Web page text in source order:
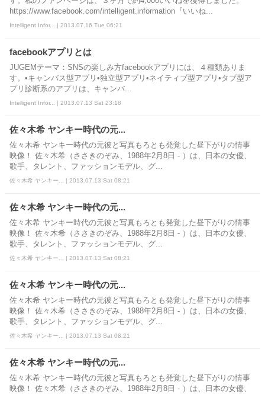
https://www.facebook.com/intelligent.information『いいね...
Intelligent Infor... | 2013.07.16 Tue 06:21
facebookアプリとは
JUGEMテーマ：SNSの楽しみ方facebookアプリには、４種類ありま
す。•キャンバス型アプリ•独立型アプリ•ネイティブ型アプリ•タブ型ア
プリ診断系のアプリは、キャンバ...
Intelligent Infor... | 2013.07.13 Sat 23:18
佐々木希 ヤンキー時代の元...
佐々木希 ヤンキー時代の元彼と写真もろとも発覚した昼下がりの情事
映像！ 佐々木希（ささきのぞみ、1988年2月8日 - ）は、日本の女優、
歌手、タレント、ファッションモデル、グ...
佐々木希 ヤンキー... | 2013.07.13 Sat 08:21
佐々木希 ヤンキー時代の元...
佐々木希 ヤンキー時代の元彼と写真もろとも発覚した昼下がりの情事
映像！ 佐々木希（ささきのぞみ、1988年2月8日 - ）は、日本の女優、
歌手、タレント、ファッションモデル、グ...
佐々木希 ヤンキー... | 2013.07.13 Sat 08:21
佐々木希 ヤンキー時代の元...
佐々木希 ヤンキー時代の元彼と写真もろとも発覚した昼下がりの情事
映像！ 佐々木希（ささきのぞみ、1988年2月8日 - ）は、日本の女優、
歌手、タレント、ファッションモデル、グ...
佐々木希 ヤンキー... | 2013.07.13 Sat 08:21
佐々木希 ヤンキー時代の元...
佐々木希 ヤンキー時代の元彼と写真もろとも発覚した昼下がりの情事
映像！ 佐々木希（ささきのぞみ、1988年2月8日 - ）は、日本の女優、